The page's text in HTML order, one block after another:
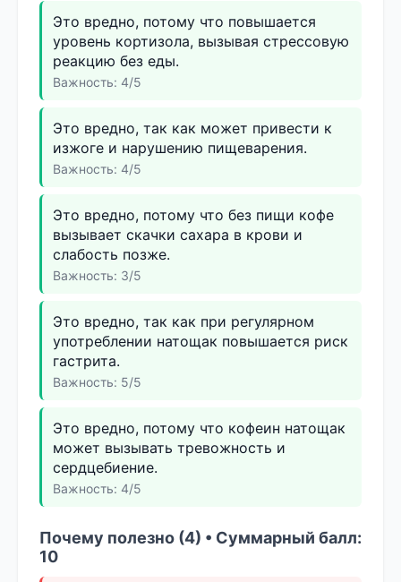
Это вредно, потому что повышается
уровень кортизола, вызывая стрессовую
реакцию без еды.
Важность: 4/5
Это вредно, так как может привести к
изжоге и нарушению пищеварения.
Важность: 4/5
Это вредно, потому что без пищи кофе
вызывает скачки сахара в крови и
слабость позже.
Важность: 3/5
Это вредно, так как при регулярном
употреблении натощак повышается риск
гастрита.
Важность: 5/5
Это вредно, потому что кофеин натощак
может вызывать тревожность и
сердцебиение.
Важность: 4/5
Почему полезно (4) • Суммарный балл:
10